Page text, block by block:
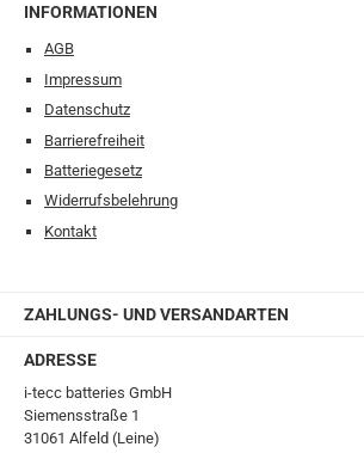
INFORMATIONEN
AGB
Impressum
Datenschutz
Barrierefreiheit
Batteriegesetz
Widerrufsbelehrung
Kontakt
ZAHLUNGS- UND VERSANDARTEN
ADRESSE
i-tecc batteries GmbH
Siemensstraße 1
31061 Alfeld (Leine)